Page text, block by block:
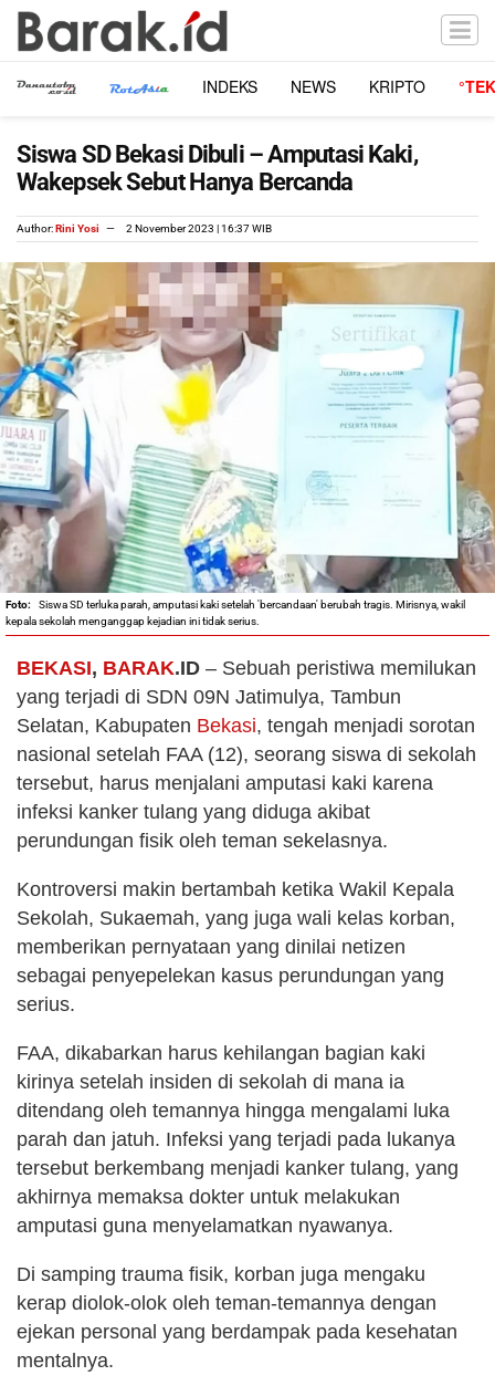
INDEKS NEWS KRIPTO
Siswa SD Bekasi Dibuli – Amputasi Kaki,
Wakepsek Sebut Hanya Bercanda
Author:Rini Yosi 2 November 2023 | 16:37 WIB
Siswa SD terluka parah, amputasi kaki setelah 'bercandaan' berubah tragis. Mirisnya, wakil
kepala sekolah menganggap kejadian ini tidak serius.
BEKASI, BARAK.ID – Sebuah peristiwa memilukan
yang terjadi di SDN 09N Jatimulya, Tambun
Selatan, Kabupaten Bekasi, tengah menjadi sorotan
nasional setelah FAA (12), seorang siswa di sekolah
tersebut, harus menjalani amputasi kaki karena
infeksi kanker tulang yang diduga akibat
perundungan fisik oleh teman sekelasnya.
Kontroversi makin bertambah ketika Wakil Kepala
Sekolah, Sukaemah, yang juga wali kelas korban,
memberikan pernyataan yang dinilai netizen
sebagai penyepelekan kasus perundungan yang
serius.
FAA, dikabarkan harus kehilangan bagian kaki
kirinya setelah insiden di sekolah di mana ia
ditendang oleh temannya hingga mengalami luka
parah dan jatuh. Infeksi yang terjadi pada lukanya
tersebut berkembang menjadi kanker tulang, yang
akhirnya memaksa dokter untuk melakukan
amputasi guna menyelamatkan nyawanya.
Di samping trauma fisik, korban juga mengaku
kerap diolok-olok oleh teman-temannya dengan
ejekan personal yang berdampak pada kesehatan
mentalnya.